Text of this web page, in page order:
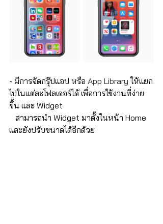
- มีการจัดกรุ๊ปแอป หรือ App Library ให้แยก
ไปในแต่ละโฟลเดอร์ได้ เพื่อการใช้งานที่ง่าย
ขึ้น และ Widget
และยังปรับขนาดได้อีกด้วย